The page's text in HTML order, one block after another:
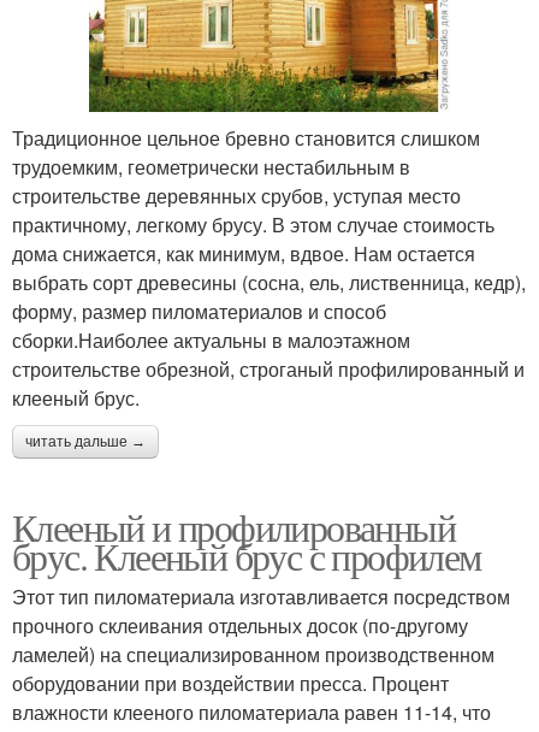
Традиционное цельное бревно становится слишком
трудоемким, геометрически нестабильным в
строительстве деревянных срубов, уступая место
практичному, легкому брусу. В этом случае стоимость
дома снижается, как минимум, вдвое. Нам остается
выбрать сорт древесины (сосна, ель, лиственница, кедр),
форму, размер пиломатериалов и способ
сборки.Наиболее актуальны в малоэтажном
строительстве обрезной, строганый профилированный и
клееный брус.
читать дальше →
Клееный и профилированный
брус. Клееный брус с профилем
Этот тип пиломатериала изготавливается посредством
прочного склеивания отдельных досок (по-другому
ламелей) на специализированном производственном
оборудовании при воздействии пресса. Процент
влажности клееного пиломатериала равен 11-14, что